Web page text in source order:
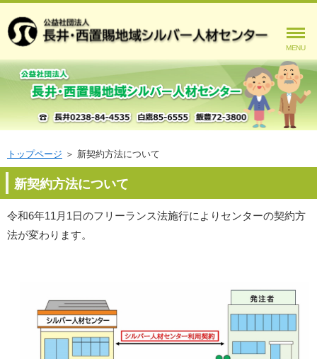
MENU
トップページ ＞ 新契約方法について
新契約方法について
令和6年11月1日のフリーランス法施行によりセンターの契約方
法が変わります。